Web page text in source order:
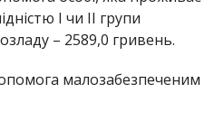
I чи II групи
– 2589,0 гривень.
малозабезпеченим